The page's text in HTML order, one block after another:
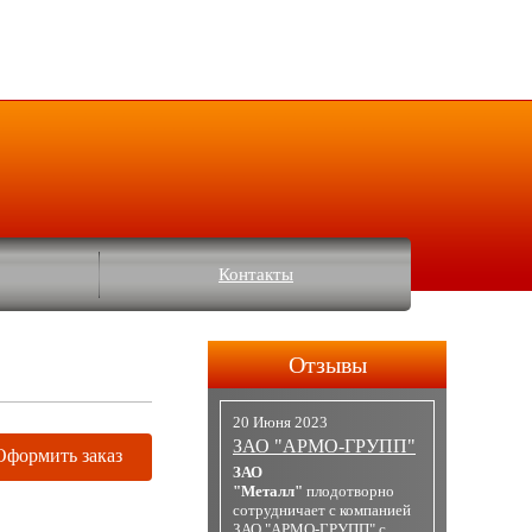
Контакты
заказ
Отзывы
20 Июня 2023
ЗАО "АРМО-ГРУПП"
ЗАО
"Металл" плодотворно
сотрудничает с компанией